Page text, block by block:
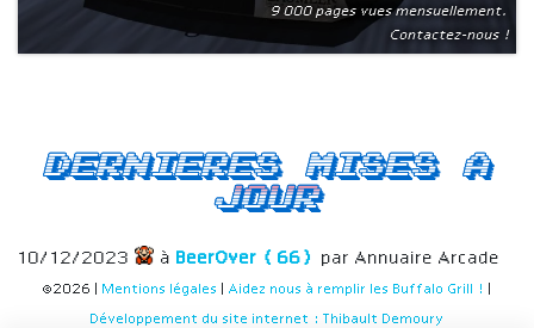
9 000 pages vues mensuellement.
Contactez-nous !
Dernieres mises a
jour
10/12/2023 à BeerOver (66) par Annuaire Arcade
©2026 | Mentions légales Aidez nous à remplir les Buffalo Grill !
Développement du site internet : Thibault Demoury